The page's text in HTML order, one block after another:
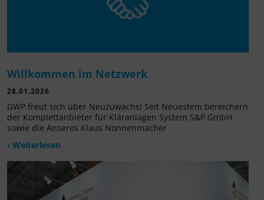
Willkommen im Netzwerk
28.01.2026
GWP freut sich über Neuzuwachs! Seit Neuestem bereichern
der Komplettanbieter für Kläranlagen System S&P GmbH
sowie die Anseros Klaus Nonnenmacher
› Weiterlesen